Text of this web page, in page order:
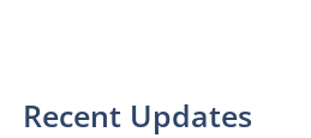
Recent Updates